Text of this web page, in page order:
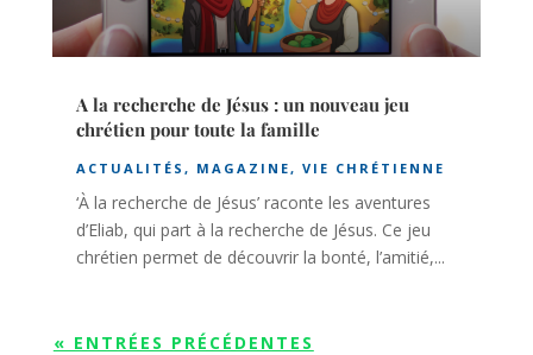
A la recherche de Jésus : un nouveau jeu
chrétien pour toute la famille
ACTUALITÉS , MAGAZINE, VIE CHRÉTIENNE
‘À la recherche de Jésus’ raconte les aventures
d’Eliab, qui part à la recherche de Jésus. Ce jeu
chrétien permet de découvrir la bonté, l’amitié,...
« ENTRÉES PRÉCÉDENTES